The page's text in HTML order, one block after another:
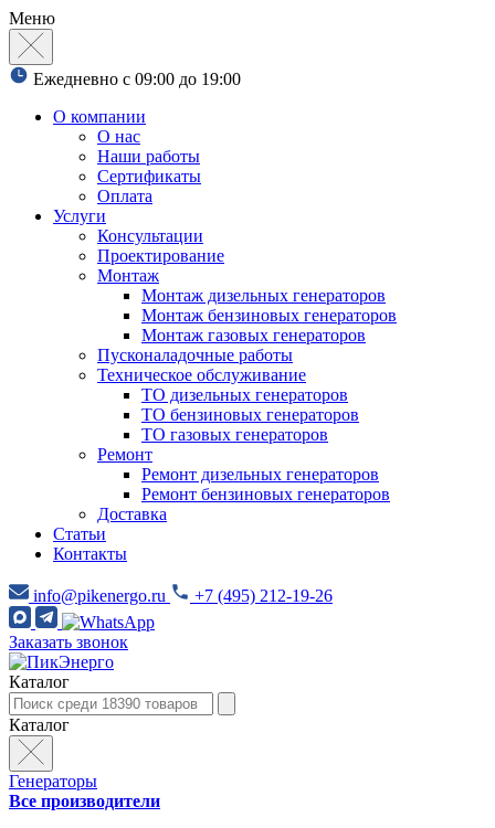
Меню
Ежедневно с 09:00 до 19:00
О компании
О нас
Наши работы
Сертификаты
Оплата
Услуги
Консультации
Проектирование
Монтаж
Монтаж дизельных генераторов
Монтаж бензиновых генераторов
Монтаж газовых генераторов
Пусконаладочные работы
Техническое обслуживание
ТО дизельных генераторов
ТО бензиновых генераторов
ТО газовых генераторов
Ремонт
Ремонт дизельных генераторов
Ремонт бензиновых генераторов
Доставка
Статьи
Контакты
info@pikenergo.ru +7 (495) 212-19-26
Заказать звонок
Каталог
Каталог
Генераторы
Все производители